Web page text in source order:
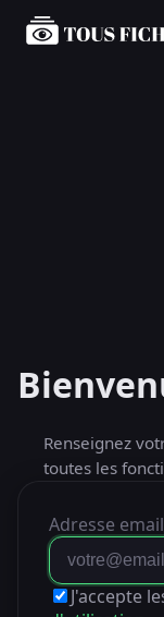
Renseignez
toutes les
Adresse email
J'accepte